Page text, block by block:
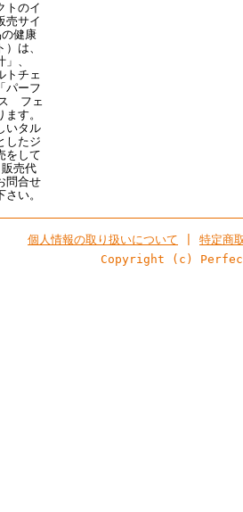
トのイ
売サイ
健康
は、
、
トチェ
パーフ
ス フェ
す。
いタル
したジ
をして
売代
問合せ
い。
個人情報の取り扱いについて
特定商
Copyright (c)